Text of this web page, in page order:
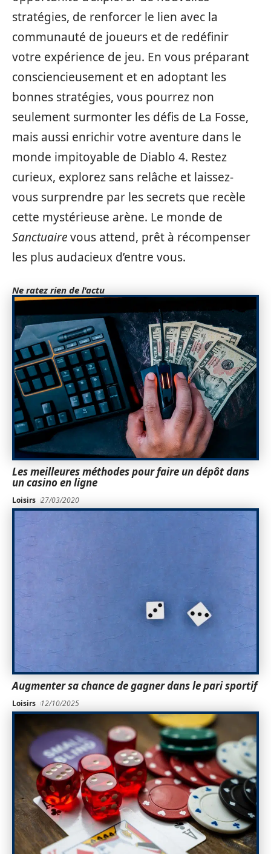
stratégies, de renforcer le lien avec la
communauté de joueurs et de redéfinir
votre expérience de jeu. En vous préparant
consciencieusement et en adoptant les
bonnes stratégies, vous pourrez non
seulement surmonter les défis de La Fosse,
mais aussi enrichir votre aventure dans le
monde impitoyable de Diablo 4. Restez
curieux, explorez sans relâche et laissez-
vous surprendre par les secrets que recèle
cette mystérieuse arène. Le monde de
Sanctuairevous attend, prêt à récompenser
les plus audacieux d’entre vous.
Ne ratez rien de l'actu
Les meilleures méthodes pour faire un dépôt dans
un casino en ligne
Loisirs 27/03/2020
Augmenter sa chance de gagner dans le pari sportif
Loisirs 12/10/2025